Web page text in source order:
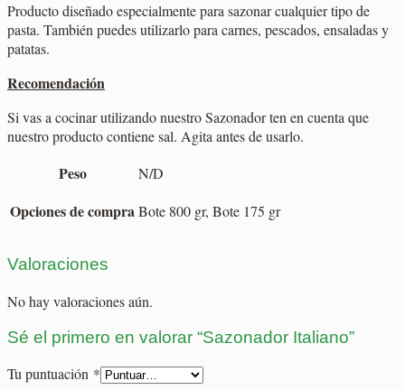
Producto diseñado especialmente para sazonar cualquier tipo de
pasta. También puedes utilizarlo para carnes, pescados, ensaladas y
patatas.
Recomendación
Si vas a cocinar utilizando nuestro Sazonador ten en cuenta que
nuestro producto contiene sal. Agita antes de usarlo.
Peso N/D
Opciones de compraBote 800 gr, Bote 175 gr
Valoraciones
No hay valoraciones aún.
Sé el primero en valorar “Sazonador Italiano”
Tu puntuación *